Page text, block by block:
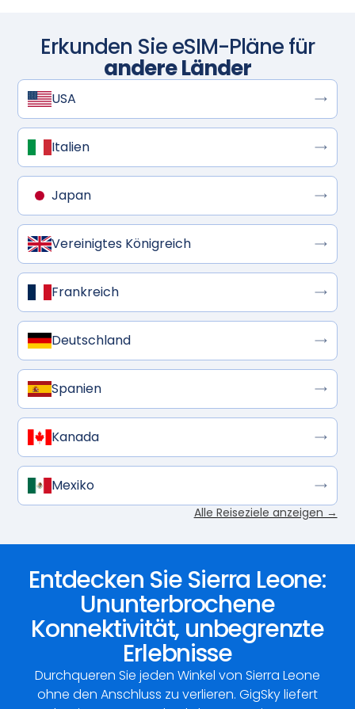
Erkunden Sie eSIM-Pläne für
andere Länder
USA
Italien
Japan
Vereinigtes Königreich
Frankreich
Deutschland
Spanien
Kanada
Mexiko
Alle Reiseziele anzeigen →
Entdecken Sie Sierra Leone:
Ununterbrochene
Konnektivität, unbegrenzte
Erlebnisse
Durchqueren Sie jeden Winkel von Sierra Leone
ohne den Anschluss zu verlieren. GigSky liefert